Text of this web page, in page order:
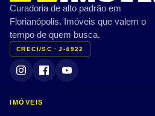
Curadoria de alto padrão em
Florianópolis. Imóveis que valem o
tempo de quem busca.
CRECI/SC · J-4922
IMÓVEIS